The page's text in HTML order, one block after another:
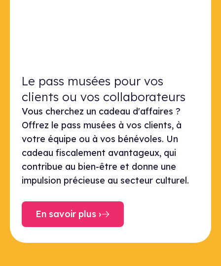
Le pass musées pour vos clients
Le pass musées pour vos
clients ou vos collaborateurs
Vous cherchez un cadeau d'affaires ?
Offrez le pass musées à vos clients, à
votre équipe ou à vos bénévoles. Un
cadeau fiscalement avantageux, qui
contribue au bien-être et donne une
impulsion précieuse au secteur culturel.
En savoir plus ›